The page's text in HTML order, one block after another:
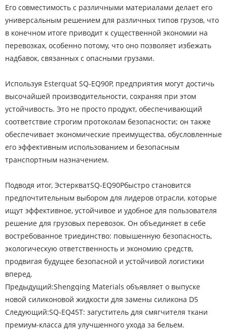
Его совместимость с различными материалами делает его
универсальным решением для различных типов грузов, что
в конечном итоге приводит к существенной экономии на
перевозках, особенно потому, что оно позволяет избежать
надбавок, связанных с опасными грузами.
Используя Esterquat SQ-EQ90P, предприятия могут достичь
высочайшей производительности, сохраняя при этом
устойчивость. Это не просто продукт, обеспечивающий
соответствие строгим протоколам безопасности; он также
обеспечивает экономические преимущества, обусловленные
его эффективным использованием и безопасным
транспортным назначением.
Подводя итог, ЭстеркватSQ-EQ90Pбыстро становится
предпочтительным выбором для лидеров отрасли, которые
ищут эффективное, устойчивое и удобное для пользователя
решение для грузовых перевозок. Он объединяет в себе
востребованное триединство: повышенную безопасность,
экологическую ответственность и экономию средств,
продвигая будущее безопасной и устойчивой логистики
вперед.
Предыдущий:Shengqing Materials объявляет о выпуске
новой силиконовой жидкости для замены силикона D5
Следующий:SQ-EQ45T: загуститель для смягчителя ткани
премиум-класса для улучшенного ухода за бельем.